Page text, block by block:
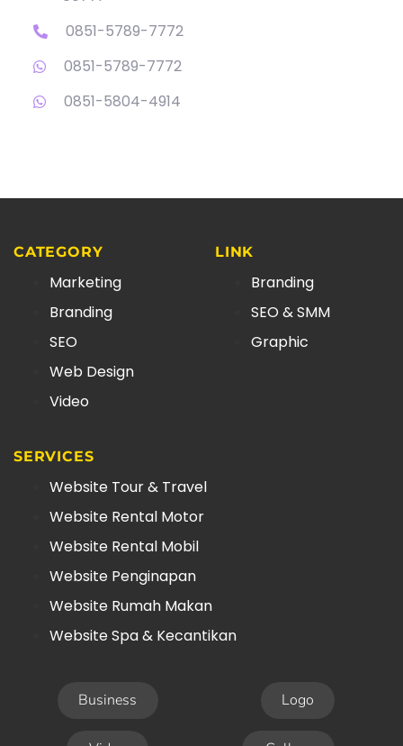
0851-5789-7772
0851-5789-7772
0851-5804-4914
CATEGORY
Marketing
Branding
SEO
Web Design
Video
LINK
Branding
SEO & SMM
Graphic
SERVICES
Website Tour & Travel
Website Rental Motor
Website Rental Mobil
Website Penginapan
Website Rumah Makan
Website Spa & Kecantikan
Business Logo